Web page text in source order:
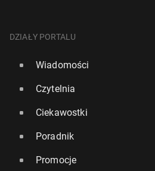
DZIAŁY PORTALU
Wiadomości
Czytelnia
Ciekawostki
Poradnik
Promocje